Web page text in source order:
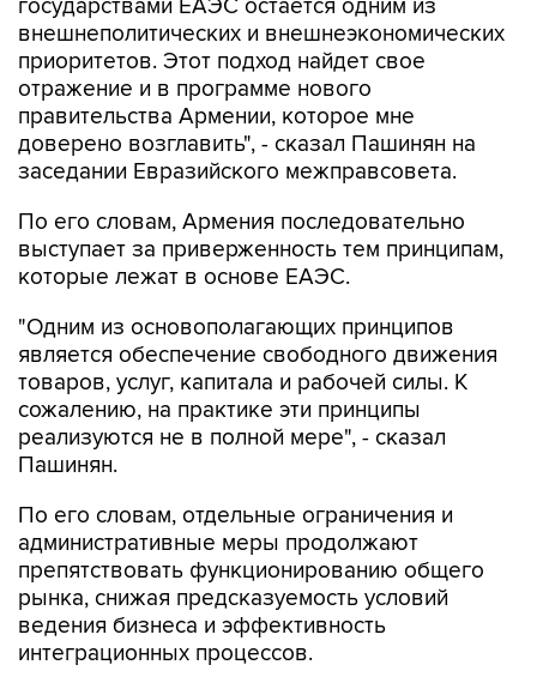
государствами ЕАЭС остается одним из
внешнеполитических и внешнеэкономических
приоритетов. Этот подход найдет свое
отражение и в программе нового
правительства Армении, которое мне
доверено возглавить", - сказал Пашинян на
заседании Евразийского межправсовета.
По его словам, Армения последовательно
выступает за приверженность тем принципам,
которые лежат в основе ЕАЭС.
"Одним из основополагающих принципов
является обеспечение свободного движения
товаров, услуг, капитала и рабочей силы. К
сожалению, на практике эти принципы
реализуются не в полной мере", - сказал
Пашинян.
По его словам, отдельные ограничения и
административные меры продолжают
препятствовать функционированию общего
рынка, снижая предсказуемость условий
ведения бизнеса и эффективность
интеграционных процессов.